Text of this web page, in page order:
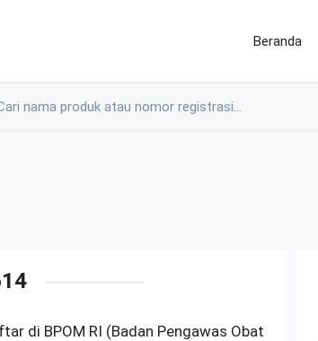
Beranda
di BPOM RI (Badan Pengawas Obat